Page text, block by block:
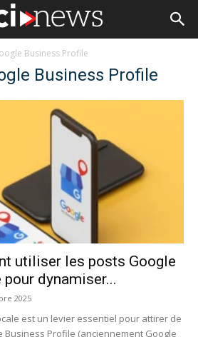
Business Profile
Business Profile
utiliser les posts Google
dynamiser...
2025
est un levier essentiel pour attirer de
Business Profile (anciennement Google